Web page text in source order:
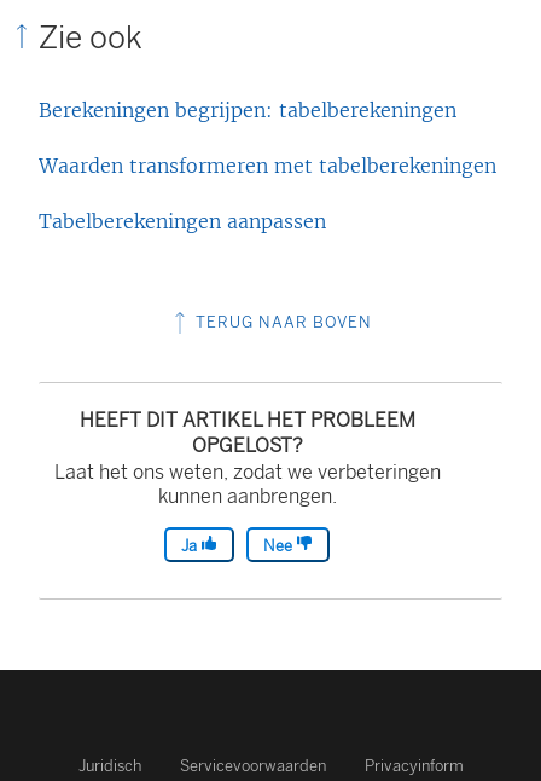
Zie ook
Berekeningen begrijpen: tabelberekeningen
Waarden transformeren met tabelberekeningen
Tabelberekeningen aanpassen
TERUG NAAR BOVEN
HEEFT DIT ARTIKEL HET PROBLEEM
OPGELOST?
Laat het ons weten, zodat we verbeteringen
kunnen aanbrengen.
Ja Nee
Juridisch Servicevoorwaarden Privacyinform